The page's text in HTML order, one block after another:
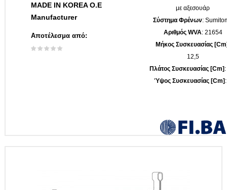
MADE IN KOREA O.E
Manufacturer
Αποτέλεσμα από:
με αξεσουάρ
Σύστημα Φρένων:
Αριθμός WVA: 21654
Μήκος Συσκευασίας
12,5
Πλάτος Συσκευασίας [cm]
Ύψος Συσκευασίας [cm]